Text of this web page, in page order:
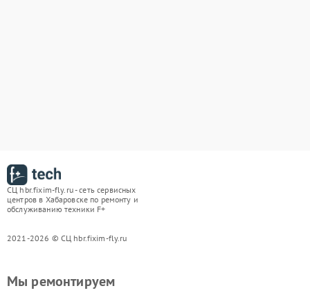
СЦ hbr.fixim-fly.ru - сеть сервисных
центров в Хабаровске по ремонту и
обслуживанию техники F+
2021-2026 © СЦ hbr.fixim-fly.ru
Мы ремонтируем